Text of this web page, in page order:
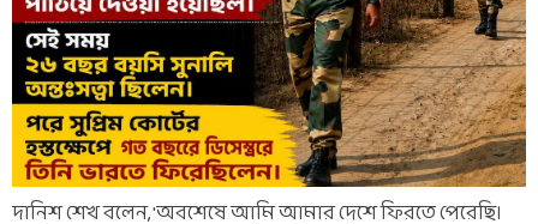
দানিশ শেখ বলেন, 'অবশেষে আমি আমার দেশে ফিরতে পেরেছি।